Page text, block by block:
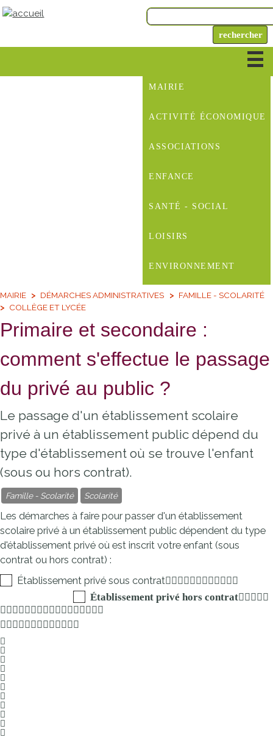
MAIRIE
ACTIVITÉ ÉCONOMIQUE
ASSOCIATIONS
ENFANCE
SANTÉ - SOCIAL
LOISIRS
ENVIRONNEMENT
MAIRIE DÉMARCHES ADMINISTRATIVES
FAMILLE - SCOLARITÉ
COLLÈGE ET LYCÉE
Primaire et secondaire :
comment s'effectue le passage
du privé au public ?
Le passage d'un établissement scolaire
privé à un établissement public dépend du
type d'établissement où se trouve l'enfant
(sous ou hors contrat).
Famille - Scolarité Scolarité
Les démarches à faire pour passer d'un établissement
scolaire privé à un établissement public dépendent du type
d'établissement privé où est inscrit votre enfant (sous
contrat ou hors contrat) :
Établissement privé sous contrat
Établissement privé hors contrat